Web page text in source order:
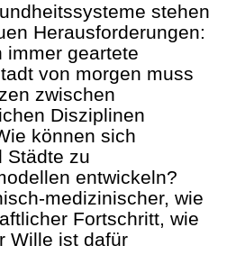
stehen
Herausforderungen:
immer geartete
von morgen muss
zwischen
Disziplinen
können sich
Städte zu
entwickeln?
medizinischer, wie
Fortschritt, wie
Wille ist dafür